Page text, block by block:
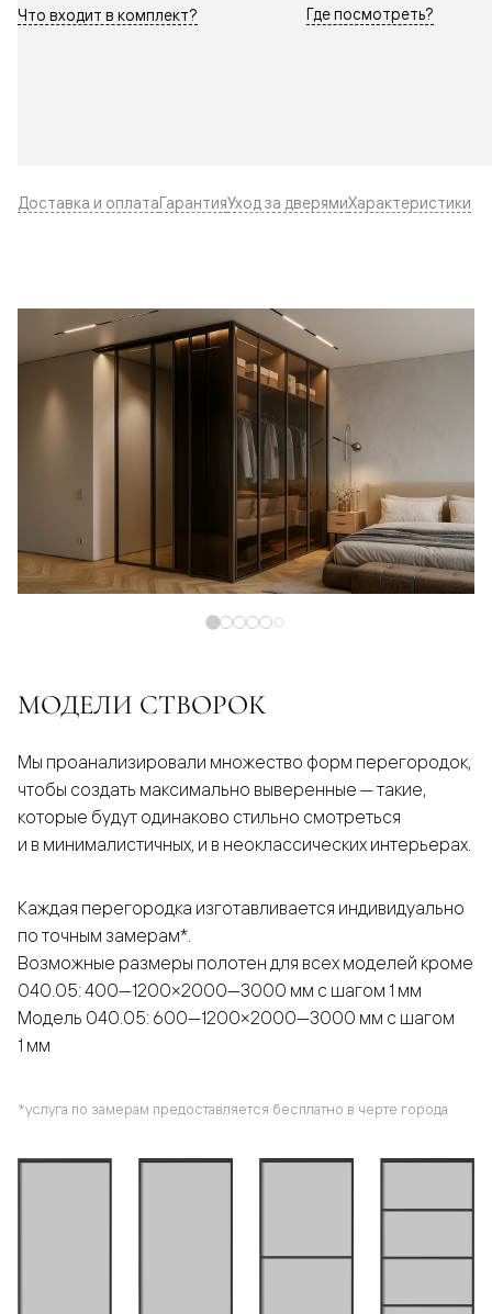
Что входит в комплект? Где посмотреть?
Доставка и оплатаГарантияУход за дверямиХарактеристики
МОДЕЛИ СТВОРОК
Мы проанализировали множество форм перегородок,
чтобы создать максимально выверенные — такие,
которые будут одинаково стильно смотреться
и в минималистичных, и в неоклассических интерьерах.
Каждая перегородка изготавливается индивидуально
по точным замерам*.
Возможные размеры полотен для всех моделей кроме
040.05: 400—1200×2000—3000 мм с шагом 1 мм
Модель 040.05: 600—1200×2000—3000 мм с шагом
1 мм
*услуга по замерам предоставляется бесплатно в черте города